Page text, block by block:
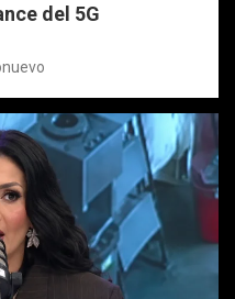
del 5G